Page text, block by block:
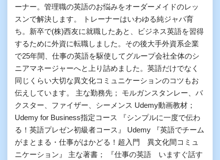
ーナー。管理職の英語のお悩みをオーダーメイドのレッ
スンで解決します。 トレーナーはいわゆる純ジャパ育
ち。新卒で(株)西友に就職したあと、ビジネス英語を習得
するために外資に転職しました。その後大手外資系企業
で25年間、仕事の英語を駆使してグループ会社全体のシ
ニアマネージャーへと上り詰めました。英語だけでなく
同じくらい大切な異文化コミュニケーションのコツもお
伝えしています。 主な勤務先； モルガンスタンレー、バ
クスター、ファイザー、シーメンス Udemy動画教材；
Udemy for Business指定コース 『シンプルに一度で伝わ
る！英語プレゼン初級者コース』 Udemy 『英語でチーム
がまとまる・仕事がはかどる！超入門 異文化間コミュ
ニケーション』 主な著書； 『仕事の英語 いますぐ話す